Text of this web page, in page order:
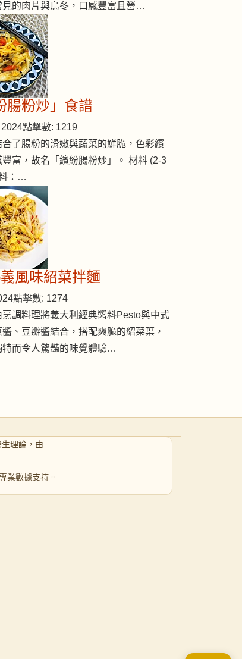
見的肉片與烏冬，口感豐富且營…
腸粉炒」食譜
點擊數: 1219
了腸粉的滑嫩與蔬菜的鮮脆，色彩繽
富，故名「繽紛腸粉炒」。 材料 (2-3
：…
風味紹菜拌麵
點擊數: 1274
烹調料理將義大利經典醬料Pesto與中式
、豆瓣醬結合，搭配爽脆的紹菜葉，
特而令人驚豔的味覺體驗…
生理論，由
業數據支持。